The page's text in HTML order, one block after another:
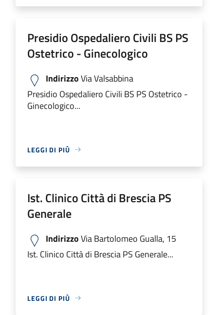
Presidio Ospedaliero Civili BS PS
Ostetrico - Ginecologico
IndirizzoVia Valsabbina
Presidio Ospedaliero Civili BS PS Ostetrico -
Ginecologico...
LEGGI DI PIÙ
Ist. Clinico Città di Brescia PS
Generale
IndirizzoVia Bartolomeo Gualla, 15
Ist. Clinico Città di Brescia PS Generale...
LEGGI DI PIÙ